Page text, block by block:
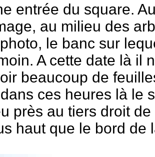
entrée du square.
au milieu des
le banc sur
A cette date là il
beaucoup de
ces heures là le
près au tiers droit
haut que le bord de